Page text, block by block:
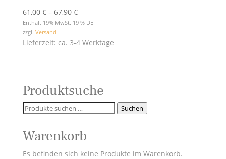
61,00 € – 67,90 €Preisspanne:
61,00 €
67,90 €
Enthält 19% MwSt. 19 % DE
zzgl. Versand
Lieferzeit: ca. 3-4 Werktage
Produktsuche
Suchen
Suchen
Warenkorb
Es befinden sich keine Produkte im Warenkorb.